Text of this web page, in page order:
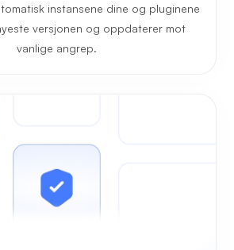
instansene dine og pluginene
versjonen og oppdaterer mot
vanlige angrep.